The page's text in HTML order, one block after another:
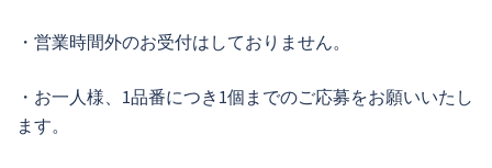
・営業時間外のお受付はしておりません。
・お一人様、1品番につき1個までのご応募をお願いいたし
ます。